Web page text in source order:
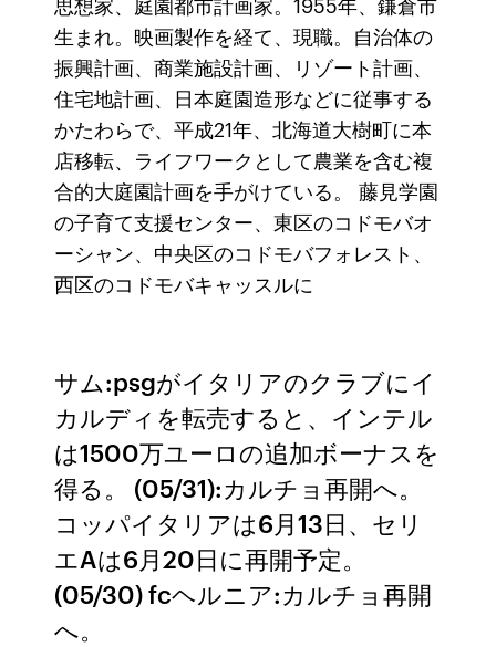
生まれ。映画製作を経て、現職。自治体の
振興計画、商業施設計画、リゾート計画、
住宅地計画、日本庭園造形などに従事する
かたわらで、平成21年、北海道大樹町に本
店移転、ライフワークとして農業を含む複
合的大庭園計画を手がけている。 藤見学園
の子育て支援センター、東区のコドモバオ
ーシャン、中央区のコドモバフォレスト、
西区のコドモバキャッスルに
サム:psgがイタリアのクラブにイ
カルディを転売すると、インテル
は1500万ユーロの追加ボーナスを
得る。 (05/31):カルチョ再開へ。
コッパイタリアは6月13日、セリ
エAは6月20日に再開予定。
(05/30) fcヘルニア:カルチョ再開
へ。